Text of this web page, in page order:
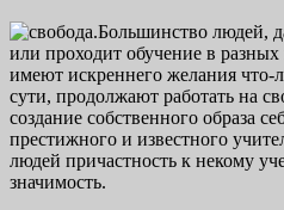
Большинство людей,
или проходит обучение в
имеют искреннего желания что-
сути, продолжают работать на
создание собственного образа
престижного и известного
людей причастность к некому
значимость.